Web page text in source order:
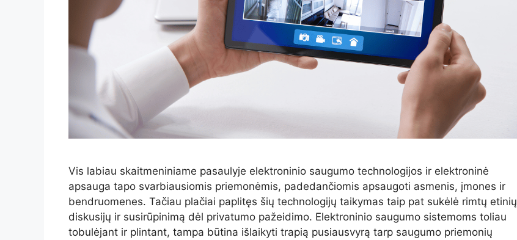
Vis labiau skaitmeniniame pasaulyje elektroninio saugumo technologijos ir elektroninė
apsauga tapo svarbiausiomis priemonėmis, padedančiomis apsaugoti asmenis, įmones ir
bendruomenes. Tačiau plačiai paplitęs šių technologijų taikymas taip pat sukėlė rimtų etinių
diskusijų ir susirūpinimą dėl privatumo pažeidimo. Elektroninio saugumo sistemoms toliau
tobulėjant ir plintant, tampa būtina išlaikyti trapią pusiausvyrą tarp saugumo priemonių